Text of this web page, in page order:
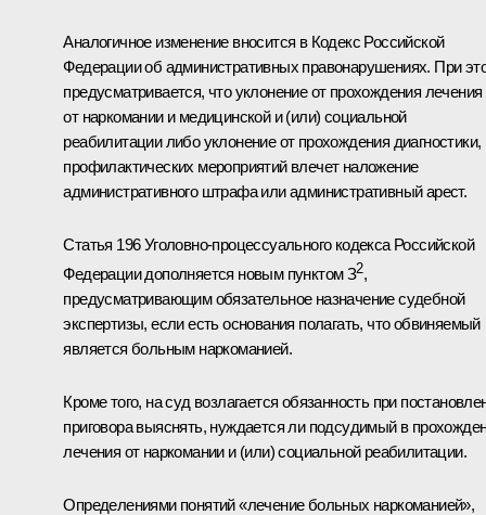
Аналогичное изменение вносится в Кодекс Российской
Федерации об административных правонарушениях. При
предусматривается, что уклонение от прохождения лечения
от наркомании и медицинской и (или) социальной
реабилитации либо уклонение от прохождения диагностики,
профилактических мероприятий влечет наложение
административного штрафа или административный арест.
Статья 196 Уголовно-процессуального кодекса Российской
Федерации дополняется новым пунктом З2,
предусматривающим обязательное назначение судебной
экспертизы, если есть основания полагать, что обвиняемый
является больным наркоманией.
Кроме того, на суд возлагается обязанность при
приговора выяснять, нуждается ли подсудимый в
лечения от наркомании и (или) социальной реабилитации.
Определениями понятий «лечение больных наркоманией»,